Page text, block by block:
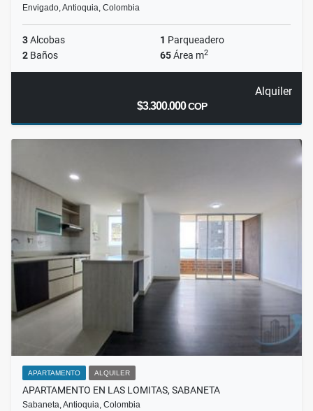
Envigado, Antioquia, Colombia
3Alcobas 1 Parqueadero
2 Baños 65Área m2
Alquiler
$3.300.000COP
APARTAMENTO ALQUILER
APARTAMENTO EN LAS LOMITAS, SABANETA
Sabaneta, Antioquia, Colombia